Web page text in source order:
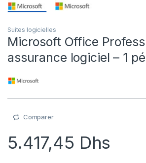
Suites logicielles
Microsoft Office
assurance logiciel – 1
Comparer
5.417,45 Dhs